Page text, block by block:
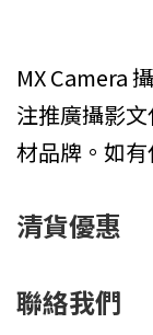
MX Camera
注推廣攝影
材品牌。如
清貨優惠
聯絡我們